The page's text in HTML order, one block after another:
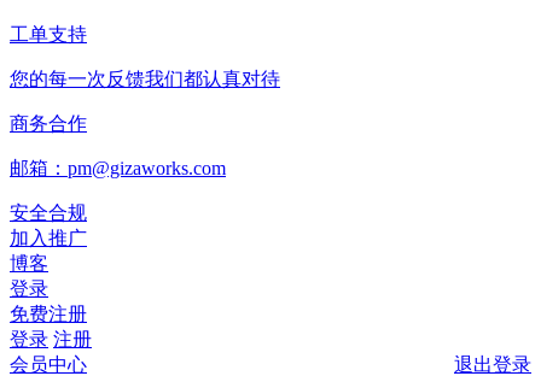
工单支持
您的每一次反馈我们都认真对待
商务合作
邮箱：pm@gizaworks.com
安全合规
加入推广
博客
登录
免费注册
登录 注册
会员中心
退出登录